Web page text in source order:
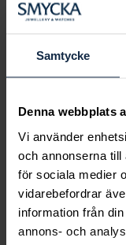
Samtycke
Denna webbplats
Vi använder
och annonserna till
för sociala medier
vidarebefordrar
information från
annons- och
drömring för
perfekt för